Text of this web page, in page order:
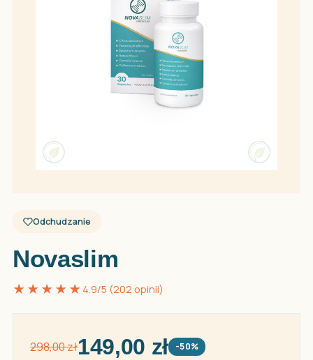
Odchudzanie
Novaslim
★★★★★ 4.9/5 (202 opinii)
298,00 zł149,00 zł -50%